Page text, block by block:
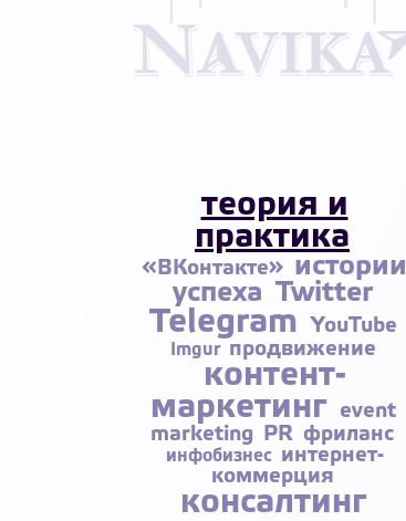
теория и
практика
«ВКонтакте»
истории
успеха Twitter
Telegram YouTube
Imgur продвижение
контент-
маркетинг
event
marketing
PR фриланс
инфобизнес интернет-
коммерция
консалтинг